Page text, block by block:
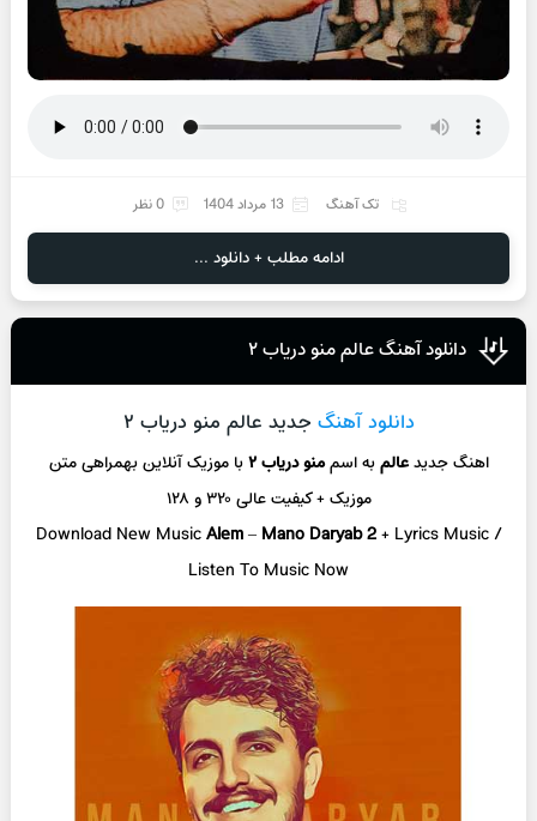
تک آهنگ 13 مرداد 1404 0 نظر
ادامه مطلب + دانلود ...
دانلود آهنگ عالم منو دریاب ۲
دانلود آهنگ جدید عالم منو دریاب ۲
اهنگ جدیدعالمبه اسممنو دریاب ۲ با موزیک آنلاینبهمراهی متن
موزیک + کیفیت عالی ۳۲۰ و ۱۲۸
Download New MusicAlem–Mano Daryab 2+ Lyrics Music /
Listen To Music Now